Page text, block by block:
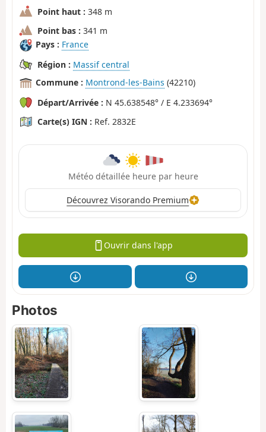
Point haut : 348 m
Point bas : 341 m
Pays : France
Région : Massif central
Commune : Montrond-les-Bains (42210)
Départ/Arrivée : N 45.638548° / E 4.233694°
Carte(s) IGN : Ref. 2832E
Météo détaillée heure par heure
Découvrez Visorando Premium
Ouvrir dans l'app
Photos